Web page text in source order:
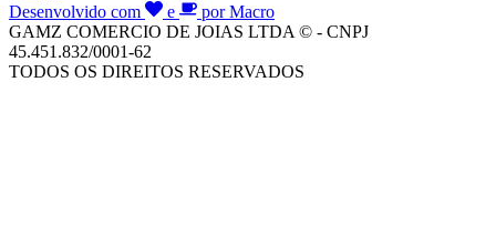
Desenvolvido com e
por Macro
GAMZ COMERCIO DE JOIAS LTDA © - CNPJ
45.451.832/0001-62
TODOS OS DIREITOS RESERVADOS